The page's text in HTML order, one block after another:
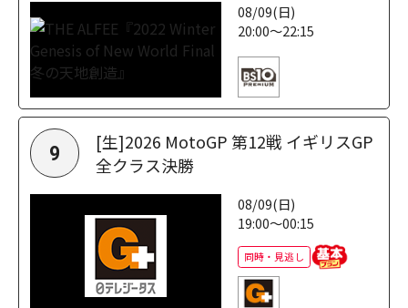
08/09(日)
20:00～22:15
9
[生]2026 MotoGP 第12戦 イギリスGP
全クラス決勝
08/09(日)
19:00～00:15
同時・見逃し